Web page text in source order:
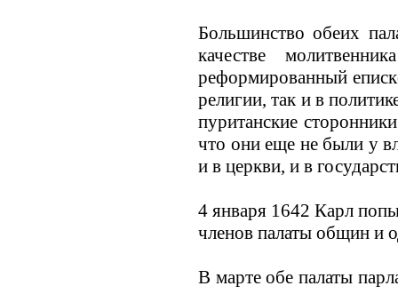
Большинство обеих
качестве
реформированный
религии, так и в
пуританские
что они еще не были у
и в церкви, и в
4 января 1642 Карл
членов палаты общин и
В марте обе палаты